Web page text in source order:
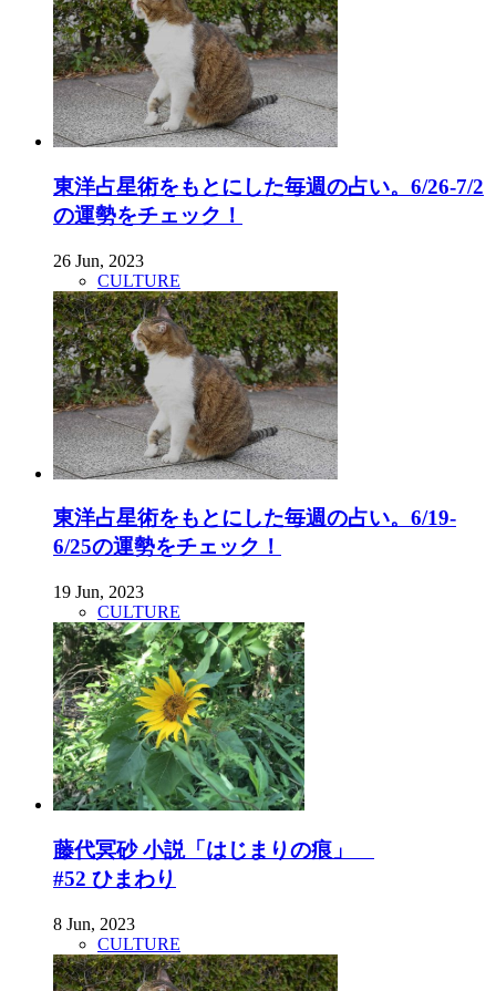
東洋占星術をもとにした毎週の占い。6/26-7/2
の運勢をチェック！
26 Jun, 2023
CULTURE
東洋占星術をもとにした毎週の占い。6/19-
6/25の運勢をチェック！
19 Jun, 2023
CULTURE
藤代冥砂 小説「はじまりの痕」
#52 ひまわり
8 Jun, 2023
CULTURE